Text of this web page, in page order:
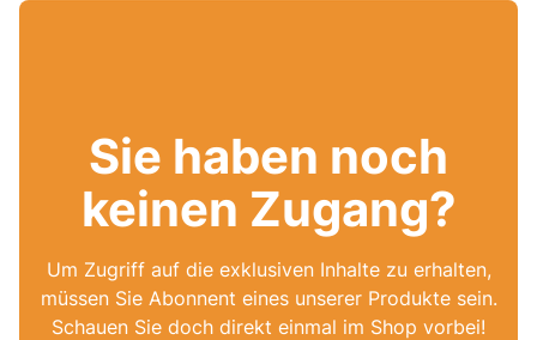
Sie haben noch
keinen Zugang?
Um Zugriff auf die exklusiven Inhalte zu erhalten,
müssen Sie Abonnent eines unserer Produkte sein.
Schauen Sie doch direkt einmal im Shop vorbei!